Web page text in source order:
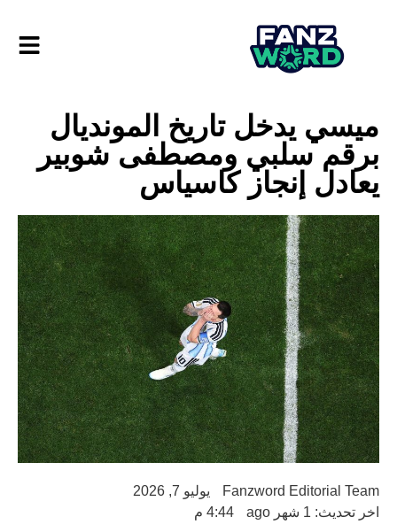
ميسي يدخل تاريخ المونديال
برقم سلبي ومصطفى شوبير
يعادل إنجاز كاسياس
Fanzword Editorial Team
يوليو 7, 2026
اخر تحديث: 1 شهر ago
4:44 م